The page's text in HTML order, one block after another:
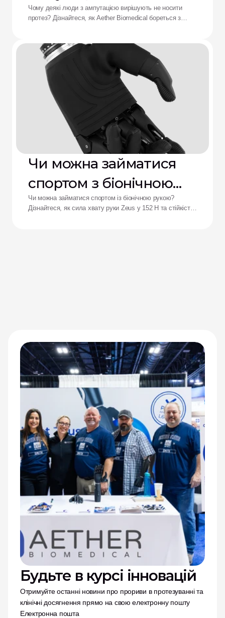
відмовляються від
Aether
Чому деякі люди з ампутацією вирішують не носити
протез? Дізнайтеся, як Aether Biomedical бореться з
Чи можна займатися
спортом з біонічною
рукою?
Чи можна займатися спортом із біонічною рукою?
Дізнайтеся, як сила хвату руки Zeus у 152 Н та стійкість
Будьте в курсі інновацій
Отримуйте останні новини про прориви в протезуванні та
клінічні досягнення прямо на свою електронну пошту
Електронна пошта